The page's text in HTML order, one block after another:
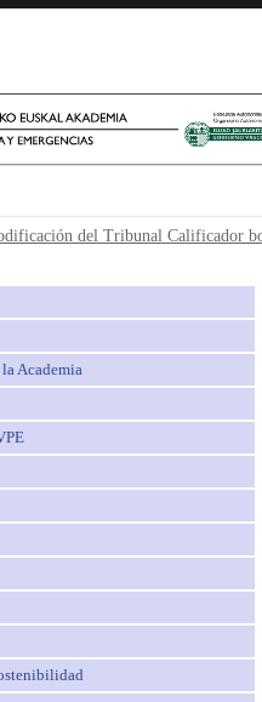
Tribunaldel Tribunal Calificador
Academia